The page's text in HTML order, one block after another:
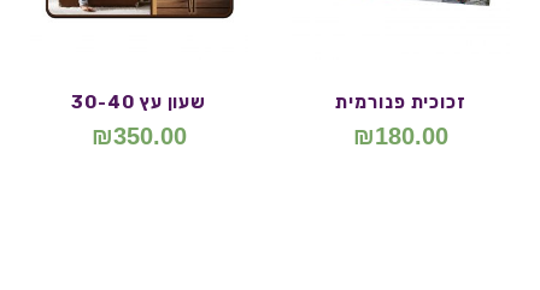
זכוכית פנורמית
₪180.00
שעון עץ 30-40
₪350.00